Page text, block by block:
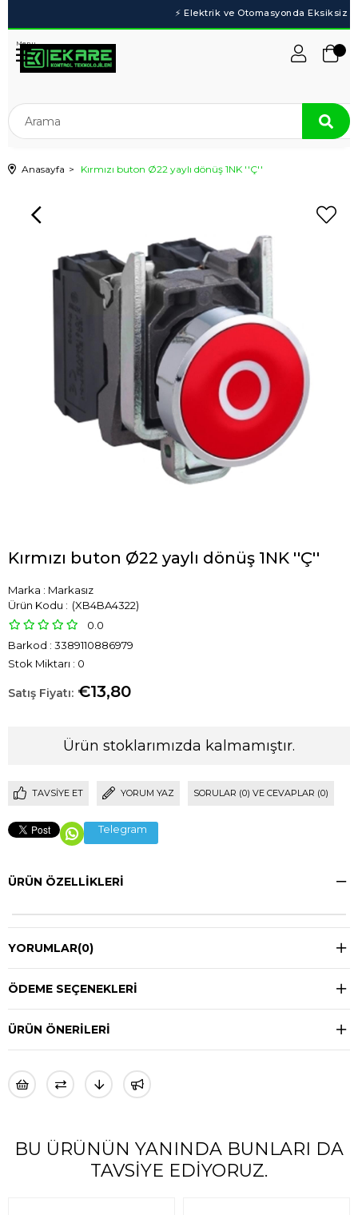
Menu
Anasayfa Kırmızı buton Ø22 yaylı dönüş 1NK ''Ç''
Kırmızı buton Ø22 yaylı dönüş 1NK ''Ç''
Marka : Markasız
(XB4BA4322)
0.0
Barkod : 3389110886979
Stok Miktarı : 0
€13,80
Ürün stoklarımızda kalmamıştır.
TAVSIYE ET YORUM YAZ SORULAR (0) VE CEVAPLAR (0)
Telegram
ÜRÜN ÖZELLIKLERI
YORUMLAR(0)
ÖDEME SEÇENEKLERI
ÜRÜN ÖNERILERI
BU ÜRÜNÜN YANINDA BUNLARI DA
TAVSIYE EDIYORUZ.